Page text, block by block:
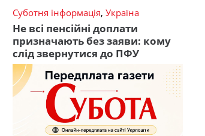
Суботня інформація, Україна
Не всі пенсійні доплати
призначають без заяви: кому
слід звернутися до ПФУ